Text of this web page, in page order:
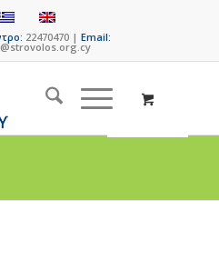
22470470 |Email: